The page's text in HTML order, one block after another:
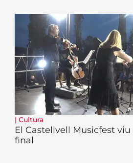
| Cultura
El Castellvell Musicfest viu
final